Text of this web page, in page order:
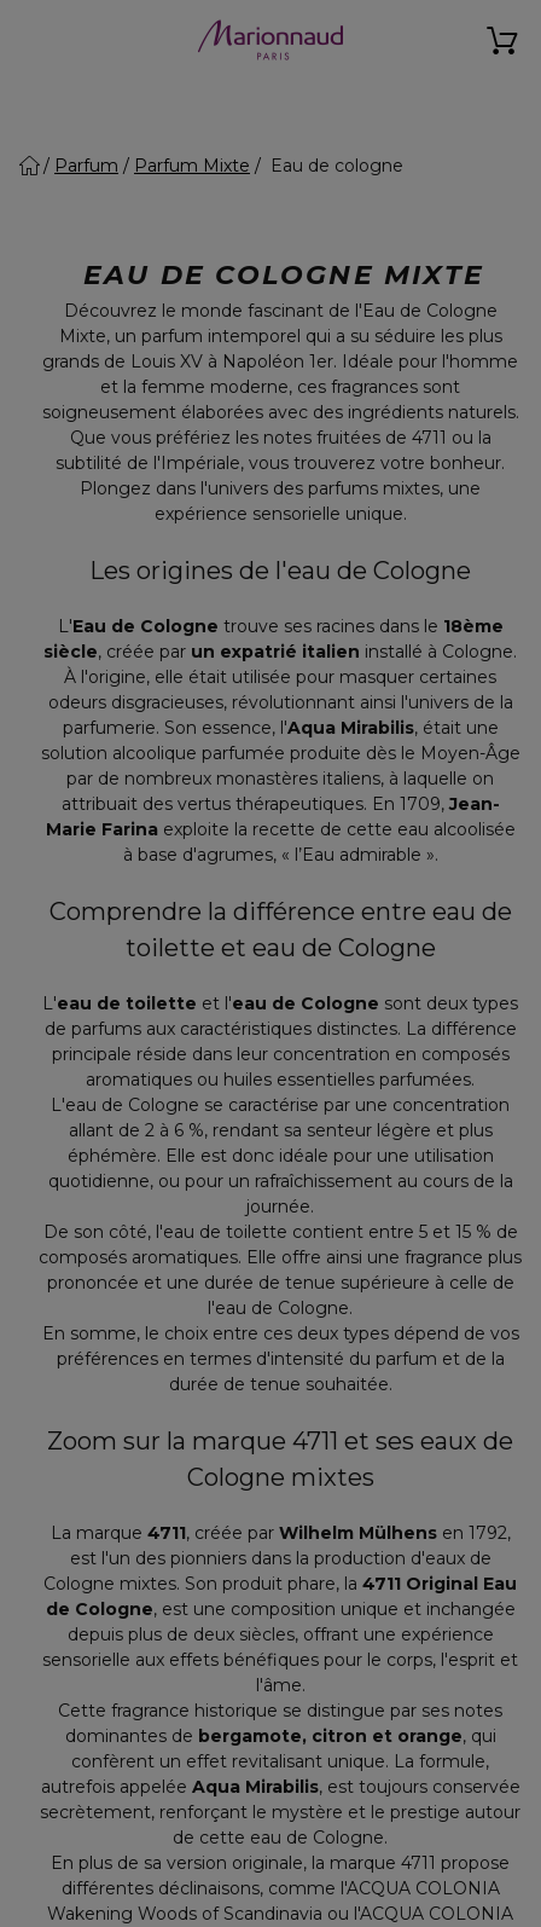
Parfum Parfum Mixte Eau de cologne
EAU DE COLOGNE MIXTE
Découvrez le monde fascinant de l'Eau de Cologne
Mixte, un parfum intemporel qui a su séduire les plus
grands de Louis XV à Napoléon 1er. Idéale pour l'homme
et la femme moderne, ces fragrances sont
soigneusement élaborées avec des ingrédients naturels.
Que vous préfériez les notes fruitées de 4711 ou la
subtilité de l'Impériale, vous trouverez votre bonheur.
Plongez dans l'univers des parfums mixtes, une
expérience sensorielle unique.
Les origines de l'eau de Cologne
L'Eau de Cologne trouve ses racines dans le 18ème
siècle, créée par un expatrié italien installé à Cologne.
À l'origine, elle était utilisée pour masquer certaines
odeurs disgracieuses, révolutionnant ainsi l'univers de la
parfumerie. Son essence, l'Aqua Mirabilis, était une
solution alcoolique parfumée produite dès le Moyen-Âge
par de nombreux monastères italiens, à laquelle on
attribuait des vertus thérapeutiques. En 1709,Jean-
Marie Farinaexploite la recette de cette eau alcoolisée
à base d'agrumes, « l’Eau admirable ».
Comprendre la différence entre eau de
toilette et eau de Cologne
L'eau de toilette et l'eau de Cologne sont deux types
de parfums aux caractéristiques distinctes. La différence
principale réside dans leur concentration en composés
aromatiques ou huiles essentielles parfumées.
L'eau de Cologne se caractérise par une concentration
allant de 2 à 6 %, rendant sa senteur légère et plus
éphémère. Elle est donc idéale pour une utilisation
quotidienne, ou pour un rafraîchissement au cours de la
journée.
De son côté, l'eau de toilette contient entre 5 et 15 % de
composés aromatiques. Elle offre ainsi une fragrance plus
prononcée et une durée de tenue supérieure à celle de
l'eau de Cologne.
En somme, le choix entre ces deux types dépend de vos
préférences en termes d'intensité du parfum et de la
durée de tenue souhaitée.
Zoom sur la marque 4711 et ses eaux de
Cologne mixtes
La marque 4711, créée par Wilhelm Mülhensen 1792,
est l'un des pionniers dans la production d'eaux de
Cologne mixtes. Son produit phare, la 4711 Original Eau
de Cologne, est une composition unique et inchangée
depuis plus de deux siècles, offrant une expérience
sensorielle aux effets bénéfiques pour le corps, l'esprit et
l'âme.
Cette fragrance historique se distingue par ses notes
dominantes de bergamote, citron et orange, qui
confèrent un effet revitalisant unique. La formule,
autrefois appelée Aqua Mirabilis, est toujours conservée
secrètement, renforçant le mystère et le prestige autour
de cette eau de Cologne.
En plus de sa version originale, la marque 4711 propose
différentes déclinaisons, comme l'ACQUA COLONIA
Wakening Woods of Scandinavia ou l'ACQUA COLONIA